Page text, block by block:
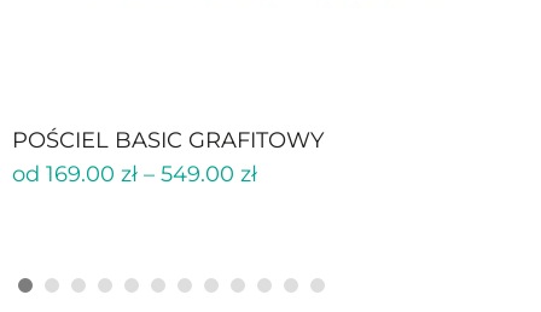
POŚCIEL BASIC GRAFITOWY
od 169.00 zł – 549.00 zł